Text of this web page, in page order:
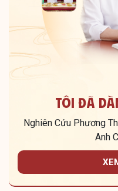
Tôi Đã
Nghiên Cứu Phương
Anh